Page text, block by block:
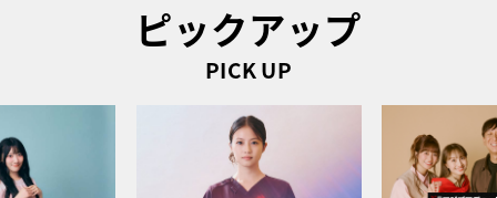
ピックアップ
PICK UP